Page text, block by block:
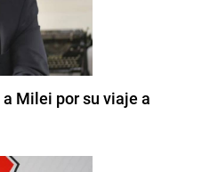
Milei por su viaje a